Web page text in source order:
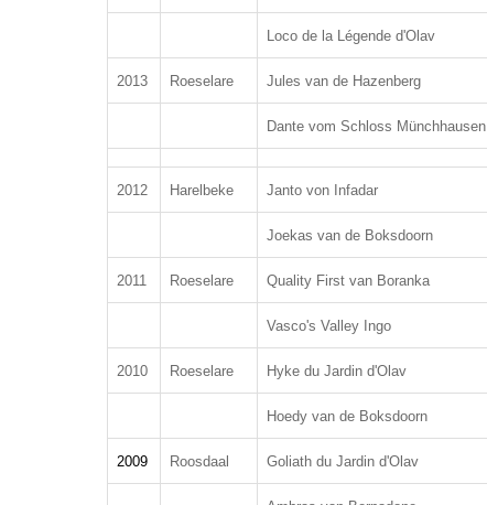
Loco de la Légende d'Olav
2013 Roeselare Jules van de Hazenberg
Dante vom Schloss Münchhausen
2012 Harelbeke Janto von Infadar
Joekas van de Boksdoorn
2011 Roeselare Quality First van Boranka
Vasco's Valley Ingo
2010 Roeselare Hyke du Jardin d'Olav
Hoedy van de Boksdoorn
2009 Roosdaal Goliath du Jardin d'Olav